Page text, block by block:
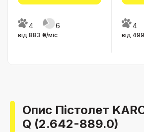
4 6
від 883 ₴/міс
4
від
Опис Пістолет
Q (2.642-889.0)